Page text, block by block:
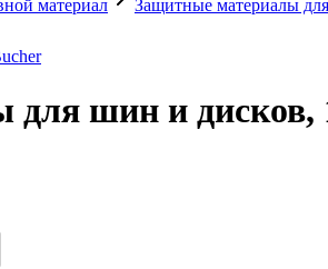
материал Защитные материалы
шин и дисков,